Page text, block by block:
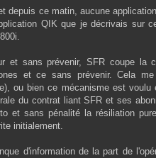
depuis ce matin, aucune
QIK que je décrivais sur
et sans prévenir, SFR coupe la
et ce sans prévenir. Cela
ou bien ce mécanisme est
du contrat liant SFR et ses
et sans pénalité la résiliation
initialement.
d'information de la part de